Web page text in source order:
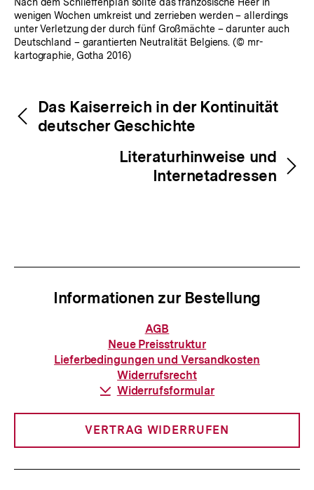
wenigen Wochen umkreist und zerrieben werden – allerdings
unter Verletzung der durch fünf Großmächte – darunter auch
Deutschland – garantierten Neutralität Belgiens. (© mr-
kartographie, Gotha 2016)
Inhaltsnavigation
Inhaltsnavigation
Das Kaiserreich in der Kontinuität
deutscher Geschichte
Literaturhinweise und
Internetadressen
Informationen zur Bestellung
Informationen
zur
Bestellung
AGB
Neue Preisstruktur
Lieferbedingungen und Versandkosten
Widerrufsrecht
Download-
Widerrufsformular
VERTRAG WIDERRUFEN